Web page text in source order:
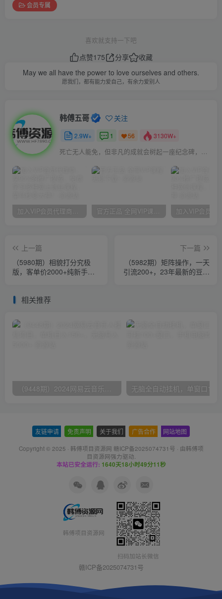
会员专属
喜欢就支持一下吧
点赞175 分享
收藏
May we all have the power to love ourselves and others.
愿我们，都有能力爱自己，有余力爱别人
韩傅五哥 关注
2.9W+ 1 56 3130W+
死亡无人能免，但非凡的成就会树起一座纪念碑，它将一直立到太阳冷却之时
加入VIP会员代理商，享90%的推广提成，免费学习多种网上创业课程，菜鸟秒变大神！ 官方正品 全网VIP课程 无损下载~
上一篇
（5980期）相貌打分究极
版，客单价2000+纯新手小
下一篇
（5982期）矩阵操作，一天
引流200+，23年最新的豆瓣
相关推荐
（9448期）2024网易云音乐人挂机项目，单机日入150+，无脑月入5000+
友链申请 免责声明 关于我们 广告合作 网站地图
Copyright © 2025 · 韩傅项目资源网 赣ICP备2025074731号 · 由韩傅项
目资源网强力驱动.
本站已安全运行: 1640天18小时49分11秒
韩傅项目资源网
扫码加站长微信
赣ICP备2025074731号